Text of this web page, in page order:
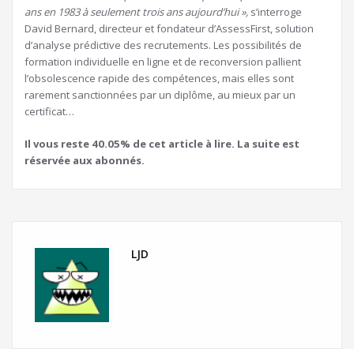
ans en 1983 à seulement trois ans aujourd’hui », s’interroge
David Bernard, directeur et fondateur d’AssessFirst, solution
d’analyse prédictive des recrutements. Les possibilités de
formation individuelle en ligne et de reconversion pallient
l’obsolescence rapide des compétences, mais elles sont
rarement sanctionnées par un diplôme, au mieux par un
certificat…
Il vous reste 40.05% de cet article à lire. La suite est
réservée aux abonnés.
LJD